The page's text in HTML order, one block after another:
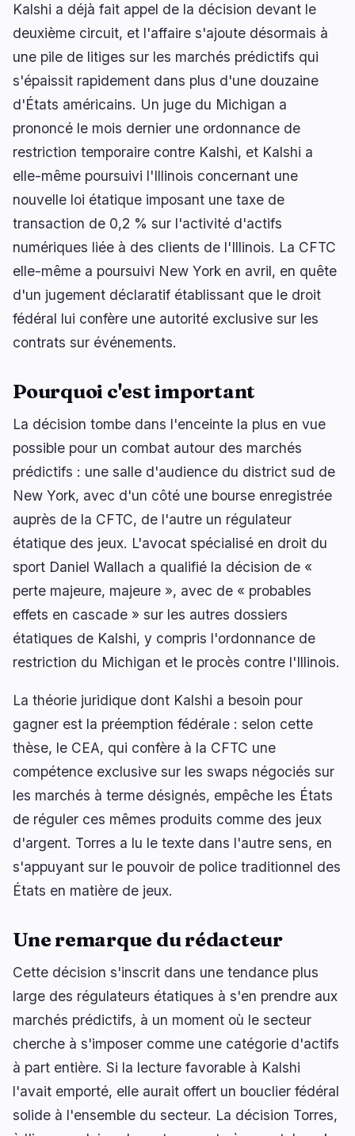
naviguer ouvrir esc
Kalshi a déjà fait appel de la décision devant le
deuxième circuit, et l'affaire s'ajoute désormais à
une pile de litiges sur les marchés prédictifs qui
s'épaissit rapidement dans plus d'une douzaine
d'États américains. Un juge du Michigan a
prononcé le mois dernier une ordonnance de
restriction temporaire contre Kalshi, et Kalshi a
elle-même poursuivi l'Illinois concernant une
nouvelle loi étatique imposant une taxe de
transaction de 0,2 % sur l'activité d'actifs
numériques liée à des clients de l'Illinois. La CFTC
elle-même a poursuivi New York en avril, en quête
d'un jugement déclaratif établissant que le droit
fédéral lui confère une autorité exclusive sur les
contrats sur événements.
Pourquoi c'est important
La décision tombe dans l'enceinte la plus en vue
possible pour un combat autour des marchés
prédictifs : une salle d'audience du district sud de
New York, avec d'un côté une bourse enregistrée
auprès de la CFTC, de l'autre un régulateur
étatique des jeux. L'avocat spécialisé en droit du
sport Daniel Wallach a qualifié la décision de «
perte majeure, majeure », avec de « probables
effets en cascade » sur les autres dossiers
étatiques de Kalshi, y compris l'ordonnance de
restriction du Michigan et le procès contre l'Illinois.
La théorie juridique dont Kalshi a besoin pour
gagner est la préemption fédérale : selon cette
thèse, le CEA, qui confère à la CFTC une
compétence exclusive sur les swaps négociés sur
les marchés à terme désignés, empêche les États
de réguler ces mêmes produits comme des jeux
d'argent. Torres a lu le texte dans l'autre sens, en
s'appuyant sur le pouvoir de police traditionnel des
États en matière de jeux.
Une remarque du rédacteur
Cette décision s'inscrit dans une tendance plus
large des régulateurs étatiques à s'en prendre aux
marchés prédictifs, à un moment où le secteur
cherche à s'imposer comme une catégorie d'actifs
à part entière. Si la lecture favorable à Kalshi
l'avait emporté, elle aurait offert un bouclier fédéral
solide à l'ensemble du secteur. La décision Torres,